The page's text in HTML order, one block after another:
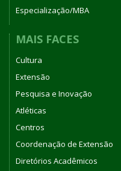
Especialização/MBA
MAIS FACES
Cultura
Extensão
Pesquisa e Inovação
Atléticas
Centros
Coordenação de Extensão
Diretórios Acadêmicos